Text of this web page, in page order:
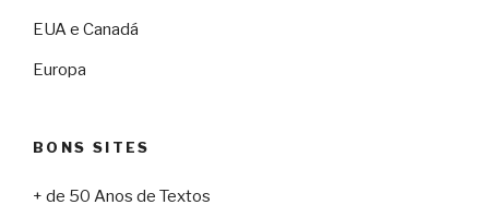
EUA e Canadá
Europa
BONS SITES
+ de 50 Anos de Textos